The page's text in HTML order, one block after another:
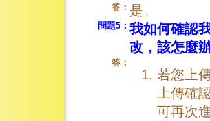
答： 是。
問題5： 我如何確認
改，該怎麼
答：
若您上
上傳確
可再次